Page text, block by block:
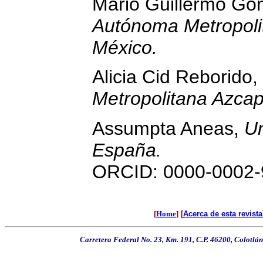
Autónoma
México.
Alicia Cid Reborido,
Metropolitana
Assumpta Aneas,
España.
ORCID: 0000-
[Home] [Acerca de esta revista
Carretera Federal No. 23, Km. 191, C.P. 46200,